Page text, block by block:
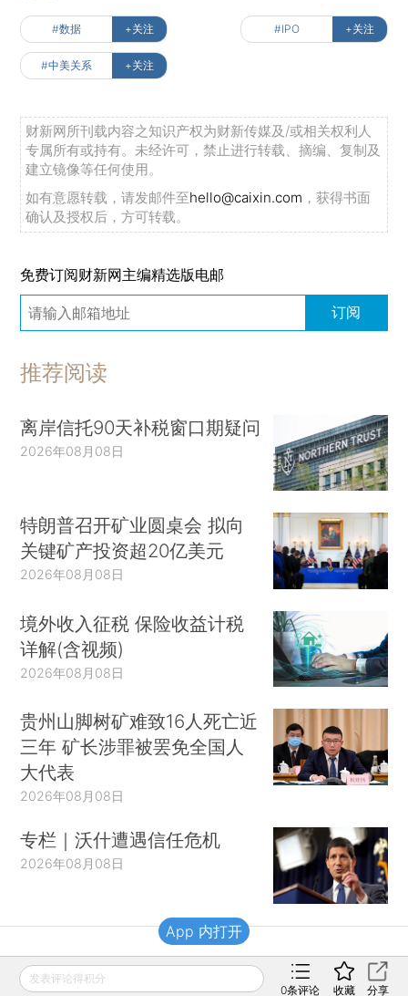
#数据 +关注 #IPO +关注
#中美关系 +关注
财新网所刊载内容之知识产权为财新传媒及/或相关权利人
专属所有或持有。未经许可，禁止进行转载、摘编、复制及
建立镜像等任何使用。
如有意愿转载，请发邮件至hello@caixin.com ，获得书面
确认及授权后，方可转载。
免费订阅财新网主编精选版电邮
订阅
推荐阅读
离岸信托90天补税窗口期疑问
2026年08月08日
特朗普召开矿业圆桌会 拟向
关键矿产投资超20亿美元
2026年08月08日
境外收入征税 保险收益计税
详解(含视频)
2026年08月08日
贵州山脚树矿难致16人死亡近
三年 矿长涉罪被罢免全国人
大代表
2026年08月08日
专栏｜沃什遭遇信任危机
2026年08月08日
财新移动
发表评论得积分
0条评论 收藏 分享
App 内打开